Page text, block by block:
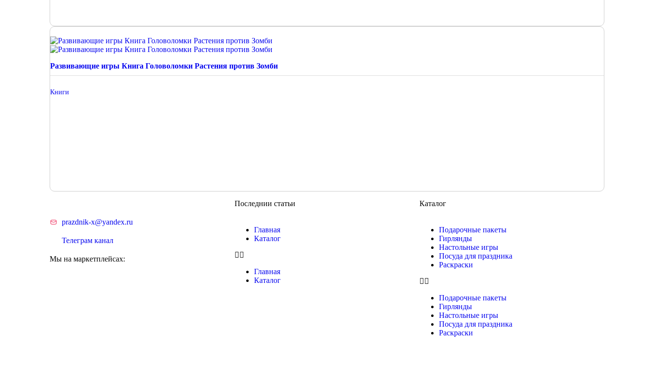
Развивающие игры Книга Головоломки Растения против Зомби
Книги
prazdnik-x@yandex.ru
Телеграм канал
Мы на маркетплейсах:
Последнии статьи
Главная
Каталог
Главная
Каталог
Каталог
Подарочные пакеты
Гирлянды
Настольные игры
Посуда для праздника
Раскраски
Подарочные пакеты
Гирлянды
Настольные игры
Посуда для праздника
Раскраски